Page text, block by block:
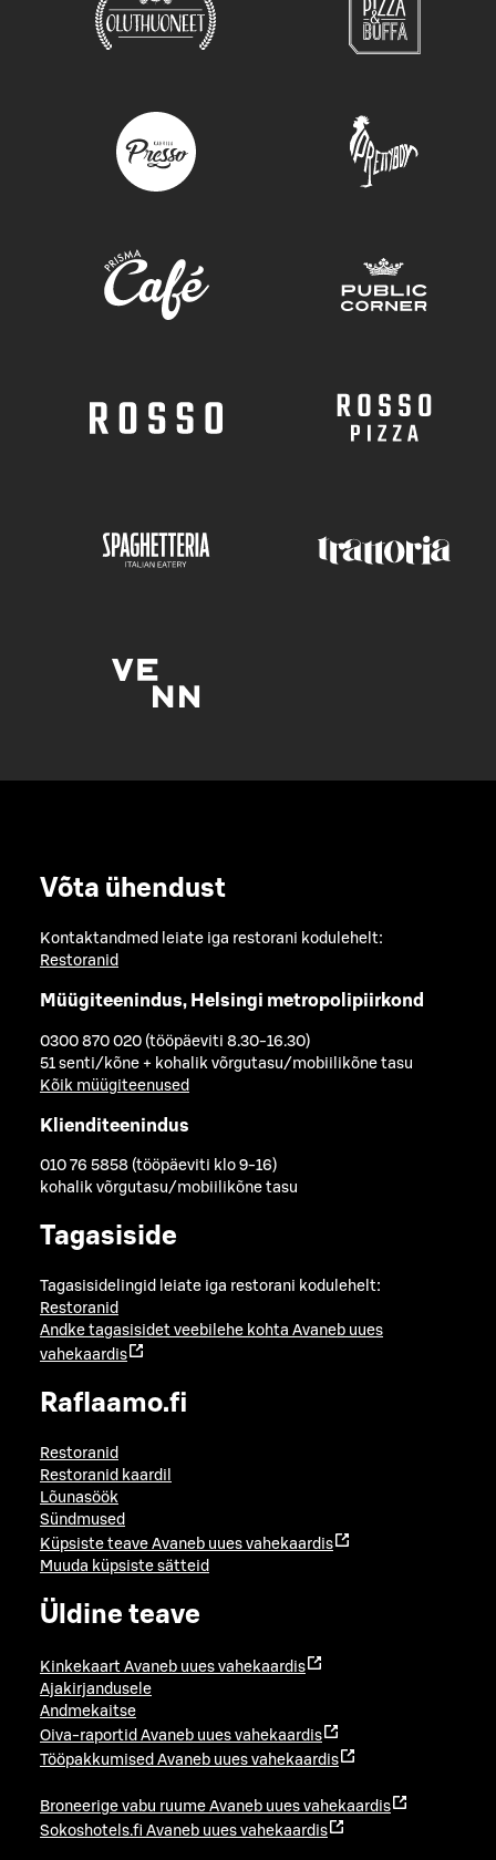
Võta ühendust
Kontaktandmed leiate iga restorani kodulehelt:
Restoranid
Müügiteenindus, Helsingi metropolipiirkond
0300 870 020 (tööpäeviti 8.30-16.30)
51 senti/kõne + kohalik võrgutasu/mobiilikõne tasu
Kõik müügiteenused
Klienditeenindus
010 76 5858 (tööpäeviti klo 9-16)
kohalik võrgutasu/mobiilikõne tasu
Tagasiside
Tagasisidelingid leiate iga restorani kodulehelt:
Restoranid
Andke tagasisidet veebilehe kohta Avaneb uues
vahekaardis
Raflaamo.fi
Restoranid
Restoranid kaardil
Lõunasöök
Sündmused
Küpsiste teave Avaneb uues vahekaardis
Muuda küpsiste sätteid
Üldine teave
Kinkekaart Avaneb uues vahekaardis
Ajakirjandusele
Andmekaitse
Oiva-raportid Avaneb uues vahekaardis
Tööpakkumised Avaneb uues vahekaardis
Broneerige vabu ruume Avaneb uues vahekaardis
Sokoshotels.fi Avaneb uues vahekaardis